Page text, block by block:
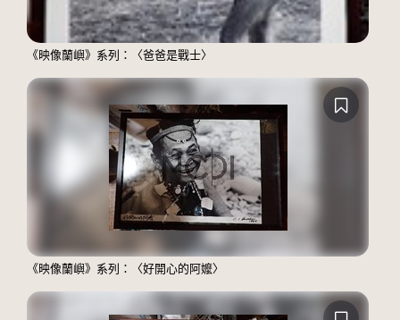
《映像蘭嶼》系列：〈爸爸是戰士〉
《映像蘭嶼》系列：〈好開心的阿嬤〉